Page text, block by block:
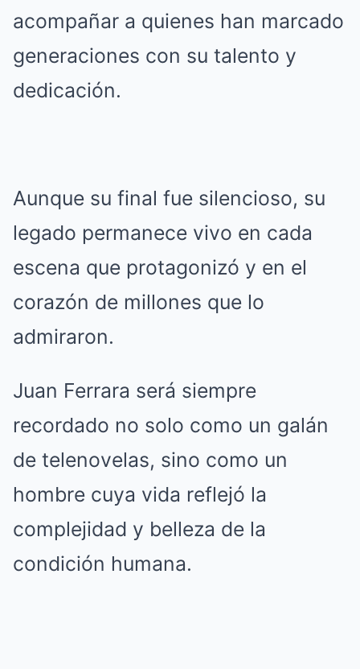
acompañar a quienes han marcado
generaciones con su talento y
dedicación.
Aunque su final fue silencioso, su
legado permanece vivo en cada
escena que protagonizó y en el
corazón de millones que lo
admiraron.
Juan Ferrara será siempre
recordado no solo como un galán
de telenovelas, sino como un
hombre cuya vida reflejó la
complejidad y belleza de la
condición humana.